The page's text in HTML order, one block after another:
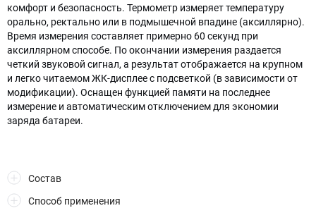
комфорт и безопасность. Термометр измеряет температуру
орально, ректально или в подмышечной впадине (аксиллярно).
Время измерения составляет примерно 60 секунд при
аксиллярном способе. По окончании измерения раздается
четкий звуковой сигнал, а результат отображается на крупном
и легко читаемом ЖК-дисплее с подсветкой (в зависимости от
модификации). Оснащен функцией памяти на последнее
измерение и автоматическим отключением для экономии
заряда батареи.
Состав
Способ применения